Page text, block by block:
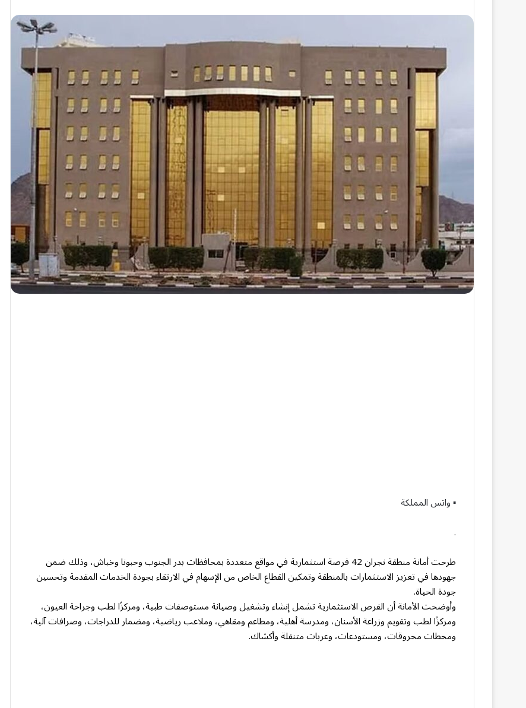
▪︎ واتس المملكة
.
طرحت أمانة منطقة نجران 42 فرصة استثمارية في مواقع متعددة بمحافظات بدر الجنوب وحبونا وخباش، وذلك ضمن
جهودها في تعزيز الاستثمارات بالمنطقة وتمكين القطاع الخاص من الإسهام في الارتقاء بجودة الخدمات المقدمة وتحسين
جودة الحياة.
وأوضحت الأمانة أن الفرص الاستثمارية تشمل إنشاء وتشغيل وصيانة مستوصفات طبية، ومركزًا لطب وجراحة العيون،
ومركزًا لطب وتقويم وزراعة الأسنان، ومدرسة أهلية، ومطاعم ومقاهي، وملاعب رياضية، ومضمار للدراجات، وصرافات آلية،
ومحطات محروقات، ومستودعات، وعربات متنقلة وأكشاك.